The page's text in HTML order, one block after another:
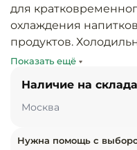
для
охлаждения
продуктов.
использования при
Комплект поставки:
Кабель
Показать ещё
Наличие на
Москва
Нужна помощь с